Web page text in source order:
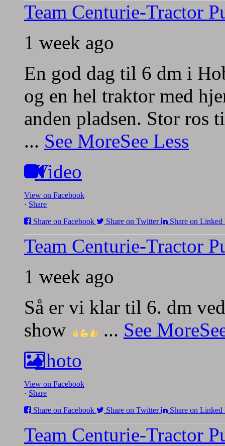
Team Centurie-Tractor
1 week ago
En god dag til 6 dm i
og en hel traktor med
anden pladsen. Stor ros
... See MoreSee Less
Video
View on Facebook
· Share
Share on Facebook
Share on Twitter Share on Linked
Team Centurie-Tractor
1 week ago
Så er vi klar til 6. dm
show
... See More
Photo
View on Facebook
· Share
Share on Facebook
Share on Twitter Share on Linked
Team Centurie-Tractor